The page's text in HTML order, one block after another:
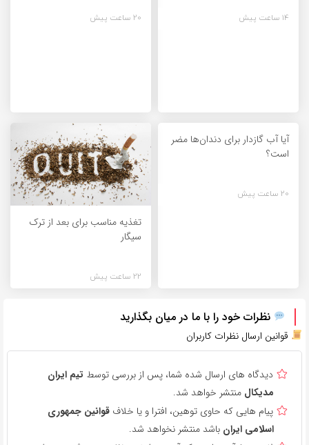
14 ساعت پیش 20 ساعت پیش
آیا آب گازدار برای دندان‌ها مضر
است؟
20 ساعت پیش
تغذیه مناسب برای بعد از ترک
سیگار
22 ساعت پیش
نظرات خود را با ما در میان بگذارید
قوانین ارسال نظرات کاربران
دیدگاه های ارسال شده شما، پس از بررسی توسط تیم ایران
مدیکال منتشر خواهد شد.
پیام هایی که حاوی توهین، افترا و یا خلاف قوانین جمهوری
اسلامی ایران باشد منتشر نخواهد شد.